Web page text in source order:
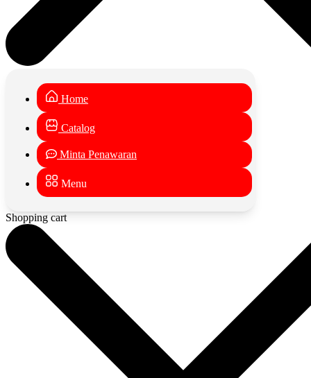
Home
Catalog
Minta Penawaran
Menu
Shopping cart